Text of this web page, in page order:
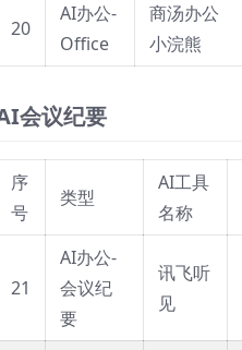
20
AI办公-
Office
商汤办公
小浣熊
会议纪要
序
号
类型
AI工具
名称
21
AI办公-
会议纪
要
讯飞听
见